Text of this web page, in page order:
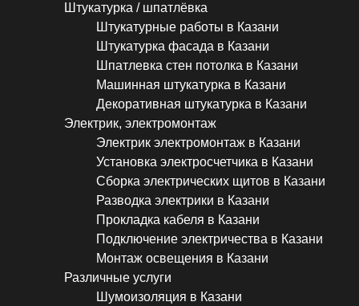
Штукатурка / шпатлёвка
Штукатурные работы в Казани
Штукатурка фасада в Казани
Шпатлевка стен потолка в Казани
Машинная штукатурка в Казани
Декоративная штукатурка в Казани
Электрик, электромонтаж
Электрик электромонтаж в Казани
Установка электросчетчика в Казани
Сборка электрических щитов в Казани
Разводка электрики в Казани
Прокладка кабеля в Казани
Подключение электричества в Казани
Монтаж освещения в Казани
Различные услуги
Шумоизоляция в Казани